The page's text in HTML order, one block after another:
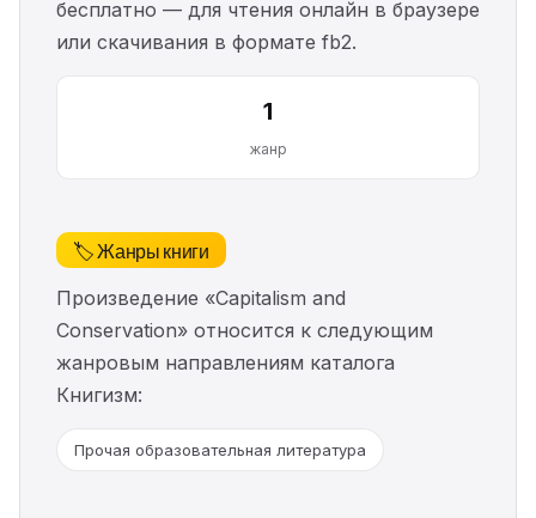
бесплатно — для чтения онлайн в браузере
или скачивания в формате fb2.
1
жанр
🏷️ Жанры книги
Произведение «Capitalism and
Conservation» относится к следующим
жанровым направлениям каталога
Книгизм:
Прочая образовательная литература